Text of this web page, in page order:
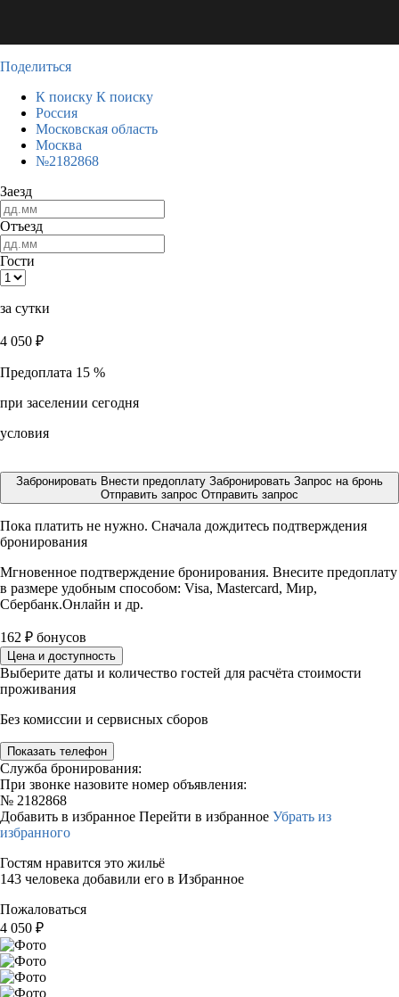
Поделиться
К поиску К поиску
Россия
Московская область
Москва
№2182868
Заезд
Отъезд
Гости
за сутки
4 050 ₽
Предоплата 15 %
при заселении сегодня
условия
Забронировать Внести предоплату Забронировать Запрос на бронь
Отправить запрос Отправить запрос
Пока платить не нужно. Сначала дождитесь подтверждения
бронирования
Мгновенное подтверждение бронирования. Внесите предоплату
в размере удобным способом: Visa, Mastercard, Мир,
Сбербанк.Онлайн и др.
162 ₽ бонусов
Цена и доступность
Выберите даты и количество гостей для расчёта стоимости
проживания
Без комиссии и сервисных сборов
Показать телефон
Служба бронирования:
При звонке назовите номер объявления:
№ 2182868
Добавить в избранное Перейти в избранное Убрать из
избранного
Гостям нравится это жильё
143 человека добавили его в Избранное
Пожаловаться
4 050 ₽